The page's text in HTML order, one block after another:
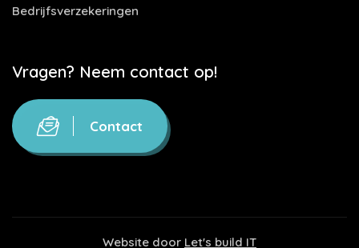
Bedrijfsverzekeringen
Vragen? Neem contact op!
Contact
Website door Let's build IT